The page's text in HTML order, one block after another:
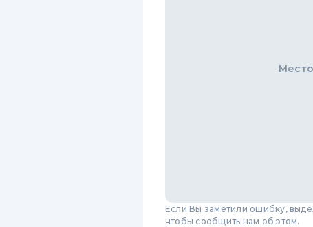
Если Вы заметили ошибку,
чтобы сообщить нам об этом.